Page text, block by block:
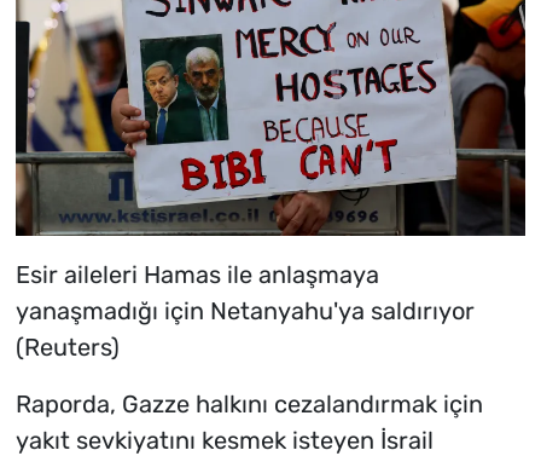
Esir aileleri Hamas ile anlaşmaya
yanaşmadığı için Netanyahu'ya saldırıyor
(Reuters)
Raporda, Gazze halkını cezalandırmak için
yakıt sevkiyatını kesmek isteyen İsrail